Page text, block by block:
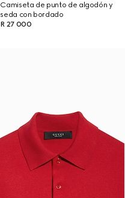
Camiseta de punto de algodón y
seda con bordado
R 27 000